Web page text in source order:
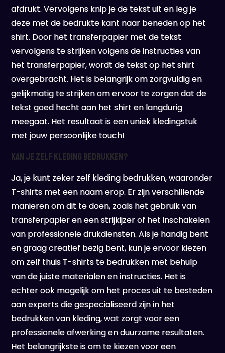
afdrukt. Vervolgens knip je de tekst uit en leg je
deze met de bedrukte kant naar beneden op het
shirt. Door het transferpapier met de tekst
vervolgens te strijken volgens de instructies van
het transferpapier, wordt de tekst op het shirt
overgebracht. Het is belangrijk om zorgvuldig en
gelijkmatig te strijken om ervoor te zorgen dat de
tekst goed hecht aan het shirt en langdurig
meegaat. Het resultaat is een uniek kledingstuk
met jouw persoonlijke touch!
Kan je zelf kleding bedrukken?
Ja, je kunt zeker zelf kleding bedrukken, waaronder
T-shirts met een naam erop. Er zijn verschillende
manieren om dit te doen, zoals het gebruik van
transferpapier en een strijkijzer of het inschakelen
van professionele drukdiensten. Als je handig bent
en graag creatief bezig bent, kun je ervoor kiezen
om zelf thuis T-shirts te bedrukken met behulp
van de juiste materialen en instructies. Het is
echter ook mogelijk om het proces uit te besteden
aan experts die gespecialiseerd zijn in het
bedrukken van kleding, wat zorgt voor een
professionele afwerking en duurzame resultaten.
Het belangrijkste is om te kiezen voor een